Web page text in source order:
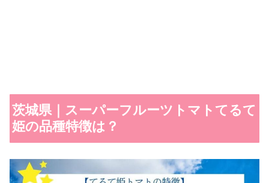
茨城県｜スーパーフルーツトマトてるて
姫の品種特徴は？